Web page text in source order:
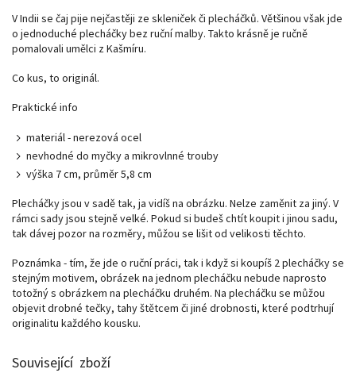
V Indii se čaj pije nejčastěji ze skleniček či plecháčků. Většinou však jde
o jednoduché plecháčky bez ruční malby. Takto krásně je ručně
pomalovali umělci z Kašmíru.
Co kus, to originál.
Praktické info
materiál - nerezová ocel
nevhodné do myčky a mikrovlnné trouby
výška 7 cm, průměr 5,8 cm
Plecháčky jsou v sadě tak, ja vidíš na obrázku. Nelze zaměnit za jiný. V
rámci sady jsou stejně velké. Pokud si budeš chtít koupit i jinou sadu,
tak dávej pozor na rozměry, můžou se lišit od velikosti těchto.
Poznámka - tím, že jde o ruční práci, tak i když si koupíš 2 plecháčky se
stejným motivem, obrázek na jednom plecháčku nebude naprosto
totožný s obrázkem na plecháčku druhém. Na plecháčku se můžou
objevit drobné tečky, tahy štětcem či jiné drobnosti, které podtrhují
originalitu každého kousku.
Související zboží